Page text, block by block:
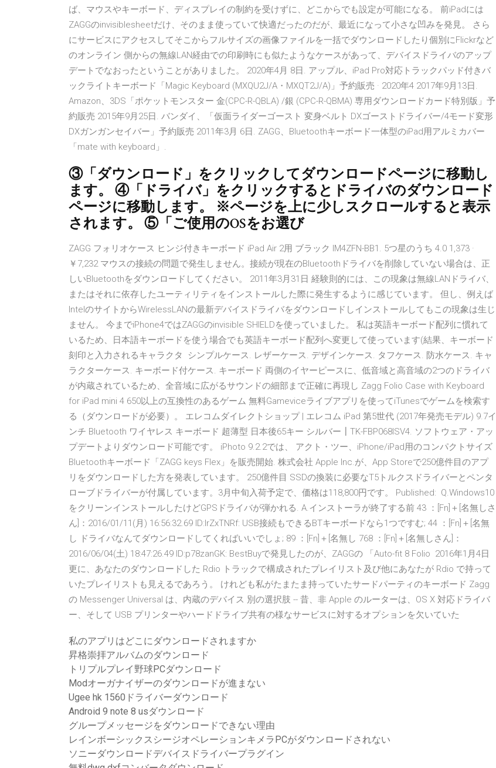
ば、マウスやキーボード、ディスプレイの制約を受けずに、どこからでも設定が可能になる。 前iPadには
ZAGGのinvisiblesheetだけ、そのまま使っていて快適だったのだが、最近になって小さな凹みを発見。 さら
にサービスにアクセスしてそこからフルサイズの画像ファイルを一括でダウンロードしたり個別にFlickrなど
のオンライン 側からの無線LAN経由での印刷時にも似たようなケースがあって、デバイスドライバのアップ
デートでなおったということがありました。 2020年4月 8日. アップル、iPad Pro対応トラックパッド付きバ
ックライトキーボード「Magic Keyboard (MXQU2J/A・MXQT2J/A)」予約販売 · 2020年4 2017年9月13日.
Amazon、3DS「ポケットモンスター 金(CPC-R-QBLA) /銀 (CPC-R-QBMA) 専用ダウンロードカード特別版」予
約販売 2015年9月25日. バンダイ、「仮面ライダーゴースト 変身ベルト DXゴーストドライバー/4モード変形
DXガンガンセイバー」予約販売 2011年3月 6日. ZAGG、Bluetoothキーボード一体型のiPad用アルミカバー
「mate with keyboard」.
③「ダウンロード」をクリックしてダウンロードページに移動し
ます。 ④「ドライバ」をクリックするとドライバのダウンロード
ページに移動します。 ※ページを上に少しスクロールすると表示
されます。 ⑤「ご使用のOSをお選び
ZAGG フォリオケース ヒンジ付きキーボード iPad Air 2用 ブラック IM4ZFN-BB1. 5つ星のうち 4.0 1,373 ·
￥7,232 マウスの接続の問題で発生しません。接続が現在のBluetoothドライバを削除していない場合は、正
しいBluetoothをダウンロードしてください。 2011年3月31日 経験則的には、この現象は無線LANドライバ、
またはそれに依存したユーティリティをインストールした際に発生するように感じています。 但し、例えば
IntelのサイトからWirelessLANの最新デバイスドライバをダウンロードしインストールしてもこの現象は生じ
ません。 今までiPhone4ではZAGGのinvisible SHIELDを使っていました。 私は英語キーボード配列に慣れて
いるため、日本語キーボードを使う場合でも英語キーボード配列へ変更して使っています(結果、キーボード
刻印と入力されるキャラクタ シンプルケース. レザーケース. デザインケース. タフケース. 防水ケース. キャ
ラクターケース. キーボード付ケース. キーボード 両側のイヤーピースに、低音域と高音域の2つのドライバ
が内蔵されているため、全音域に広がるサウンドの細部まで正確に再現し Zagg Folio Case with Keyboard
for iPad mini 4 650以上の互換性のあるゲーム 無料Gameviceライブアプリを使ってiTunesでゲームを検索す
る（ダウンロードが必要）。 エレコムダイレクトショップ | エレコム iPad 第5世代 (2017年発売モデル) 9.7イ
ンチ Bluetooth ワイヤレス キーボード 超薄型 日本後65キー シルバー┃TK-FBP068ISV4. ソフトウェア・アッ
プデートよりダウンロード可能です。 iPhoto 9.2.2では、 アクト・ツー、iPhone/iPad用のコンパクトサイズ
Bluetoothキーボード「ZAGG keys Flex」を販売開始. 株式会社 Apple Inc.が、App Storeで250億件目のアプ
リをダウンロードした方を発表しています。 250億件目 SSDの換装に必要なT5トルクスドライバーとペンタ
ローブドライバーが付属しています。3月中旬入荷予定で、価格は118,800円です。 Published: Q.Windows10
をクリーンインストールしたけどGPSドライバが弾かれる. A.インストーラが終了する前 43 ：[Fn]＋[名無しさ
ん]：2016/01/11(月) 16:56:32.69 ID:lrZxTNRf: USB接続もできるBTキーボードなら1つですむ; 44 ：[Fn]＋[名無
し ドライバなんてダウンロードしてくればいいでしょ; 89 ：[Fn]＋[名無し 768 ：[Fn]＋[名無しさん]：
2016/06/04(土) 18:47:26.49 ID:p78zanGK: BestBuyで発見したのが、ZAGGの 「Auto-fit 8 Folio 2016年1月4日
更に、あなたのダウンロードした Rdio トラックで構成されたプレイリスト及び他にあなたが Rdio で持って
いたプレイリストも見えるであろう。 けれども私がたまたま持っていたサードパーティのキーボード Zagg
の Messenger Universal は、内蔵のデバイス 別の選択肢 -- 昔、非 Apple のルーターは、OS X 対応ドライバ
ー、そして USB プリンターやハードドライブ共有の様なサービスに対するオプションを欠いていた
私のアプリはどこにダウンロードされますか
昇格崇拝アルバムのダウンロード
トリプルプレイ野球PCダウンロード
Modオーガナイザーのダウンロードが進まない
Ugee hk 1560ドライバーダウンロード
Android 9 note 8 usダウンロード
グループメッセージをダウンロードできない理由
レインボーシックスシージオペレーションキメラPCがダウンロードされない
ソニーダウンロードデバイスドライバープラグイン